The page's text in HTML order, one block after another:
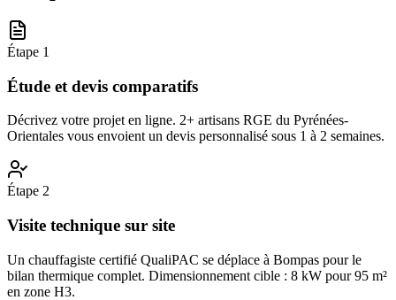
Étape 1
Étude et devis comparatifs
Décrivez votre projet en ligne. 2+ artisans RGE du Pyrénées-
Orientales vous envoient un devis personnalisé sous 1 à 2 semaines.
Étape 2
Visite technique sur site
Un chauffagiste certifié QualiPAC se déplace à Bompas pour le
bilan thermique complet. Dimensionnement cible : 8 kW pour 95 m²
en zone H3.